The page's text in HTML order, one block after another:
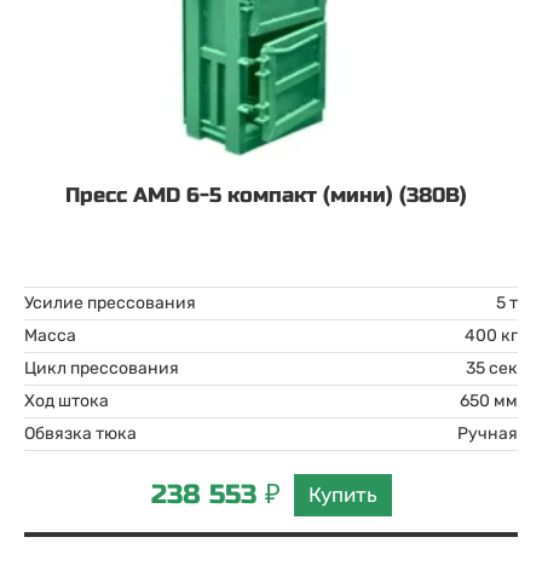
Пресс AMD 6-5 компакт (мини) (380В)
Усилие прессования
5 т
Масса
400 кг
Цикл прессования
35 сек
Ход штока
650 мм
Обвязка тюка
Ручная
238 553 ₽ Купить